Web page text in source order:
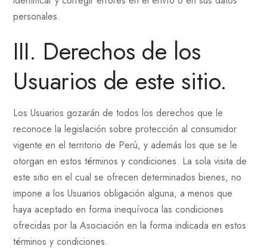
personales.
III. Derechos de los
Usuarios de este sitio.
Los Usuarios gozarán de todos los derechos que le
reconoce la legislación sobre protección al consumidor
vigente en el territorio de Perú, y además los que se le
otorgan en estos términos y condiciones. La sola visita de
este sitio en el cual se ofrecen determinados bienes, no
impone a los Usuarios obligación alguna, a menos que
haya aceptado en forma inequívoca las condiciones
ofrecidas por la Asociación en la forma indicada en estos
términos y condiciones.